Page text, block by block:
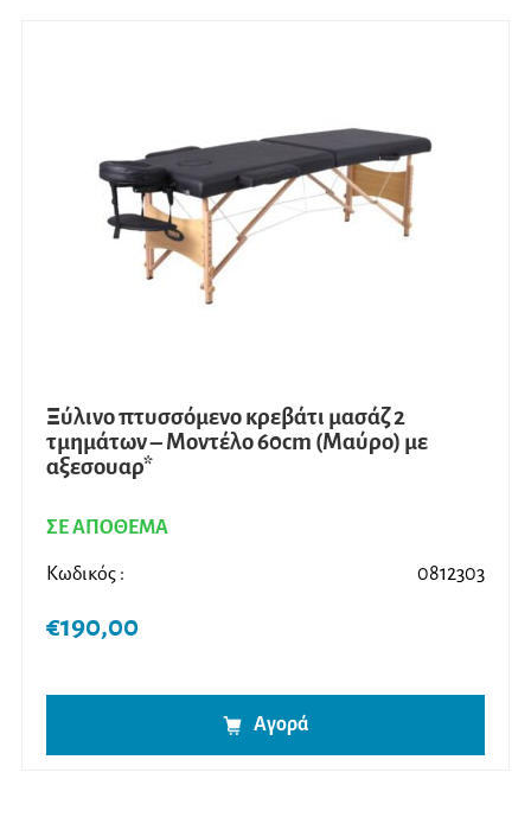
Ξύλινο πτυσσόμενο κρεβάτι μασάζ 2
τμημάτων – Μοντέλο 60cm (Μαύρο) με
αξεσουαρ*
ΣΕ ΑΠΟΘΕΜΑ
Κωδικός : 0812303
€190,00
Αγορά